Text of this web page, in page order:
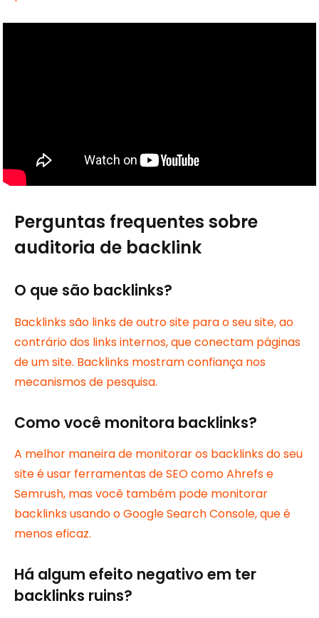
Perguntas frequentes sobre
auditoria de backlink
O que são backlinks?
Backlinks são links de outro site para o seu site, ao
contrário dos links internos, que conectam páginas
de um site. Backlinks mostram confiança nos
mecanismos de pesquisa.
Como você monitora backlinks?
A melhor maneira de monitorar os backlinks do seu
site é usar ferramentas de SEO como Ahrefs e
Semrush, mas você também pode monitorar
backlinks usando o Google Search Console, que é
menos eficaz.
Há algum efeito negativo em ter
backlinks ruins?